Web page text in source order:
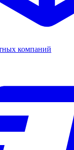
компаний